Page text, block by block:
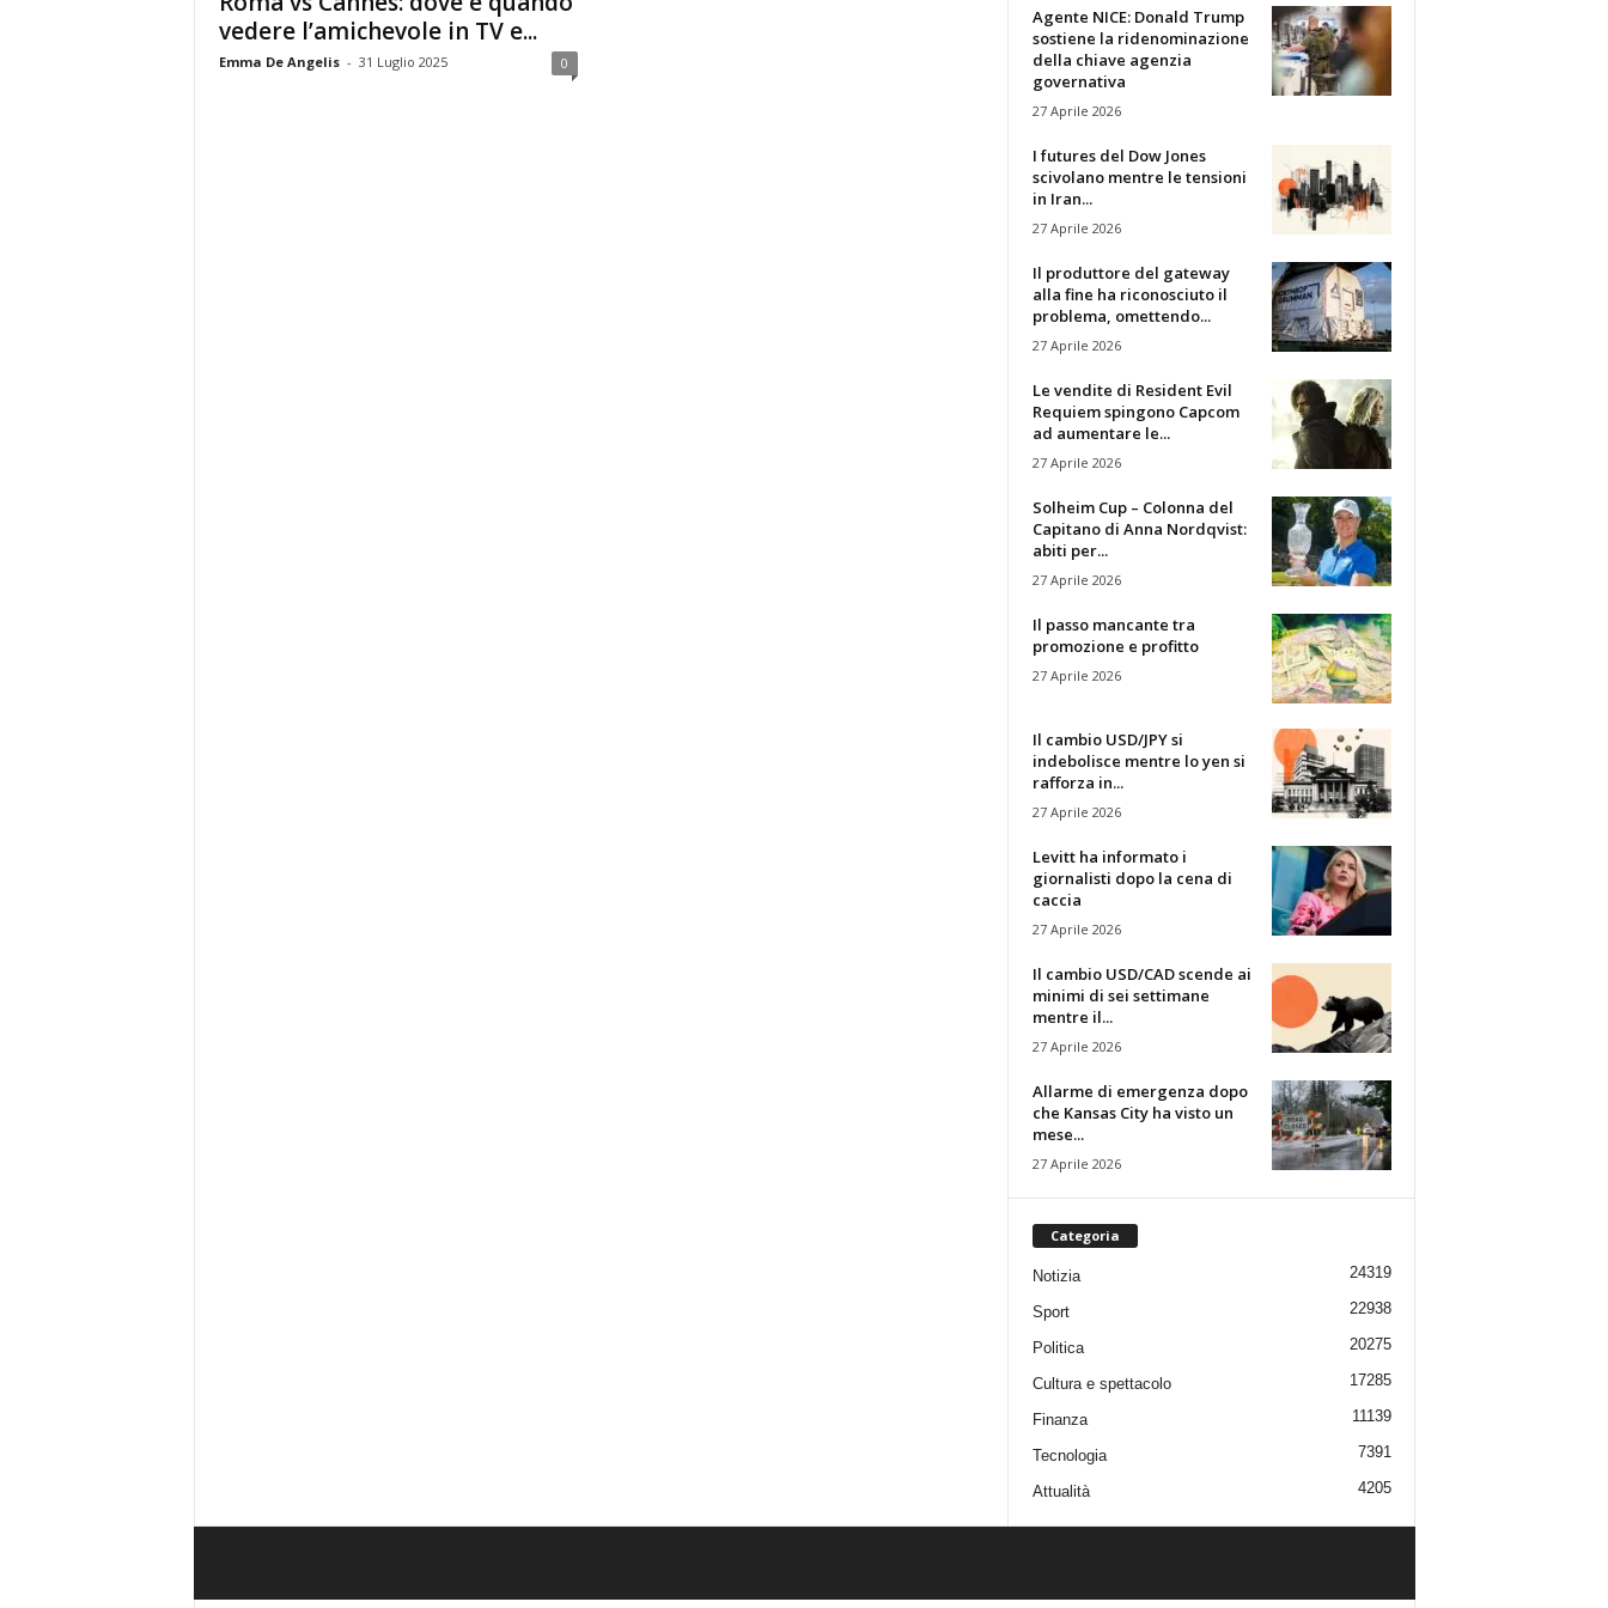
vedere l’amichevole in TV e...
Emma De Angelis - 31 Luglio 2025 0
Agente NICE: Donald Trump
sostiene la ridenominazione
della chiave agenzia
governativa
27 Aprile 2026
I futures del Dow Jones
scivolano mentre le tensioni
in Iran...
27 Aprile 2026
Il produttore del gateway
alla fine ha riconosciuto il
problema, omettendo...
27 Aprile 2026
Le vendite di Resident Evil
Requiem spingono Capcom
ad aumentare le...
27 Aprile 2026
Solheim Cup – Colonna del
Capitano di Anna Nordqvist:
abiti per...
27 Aprile 2026
Il passo mancante tra
promozione e profitto
27 Aprile 2026
Il cambio USD/JPY si
indebolisce mentre lo yen si
rafforza in...
27 Aprile 2026
Levitt ha informato i
giornalisti dopo la cena di
caccia
27 Aprile 2026
Il cambio USD/CAD scende ai
minimi di sei settimane
mentre il...
27 Aprile 2026
Allarme di emergenza dopo
che Kansas City ha visto un
mese...
27 Aprile 2026
Categoria
Notizia 24319
Sport 22938
Politica 20275
Cultura e spettacolo 17285
Finanza 11139
Tecnologia 7391
Attualità 4205